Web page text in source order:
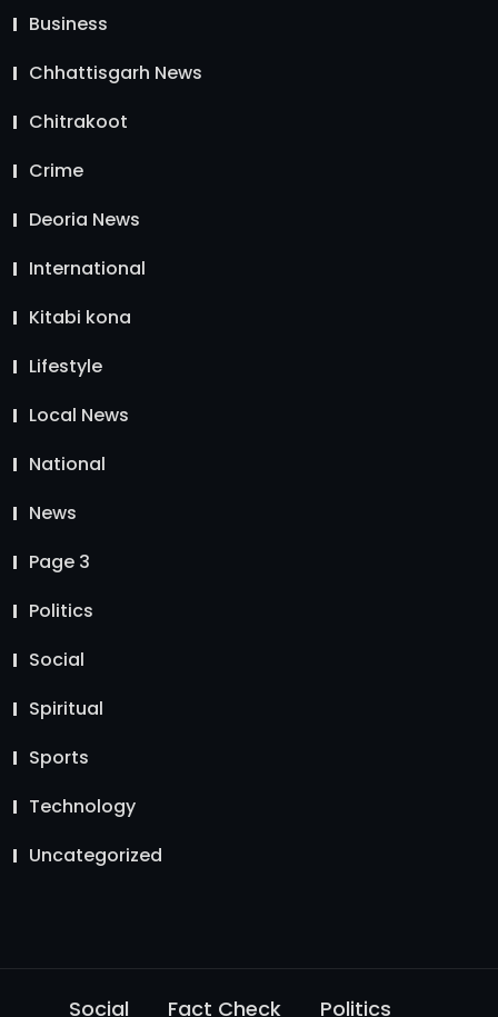
Business
Chhattisgarh News
Chitrakoot
Crime
Deoria News
International
Kitabi kona
Lifestyle
Local News
National
News
Page 3
Politics
Social
Spiritual
Sports
Technology
Uncategorized
Social Fact Check Politics